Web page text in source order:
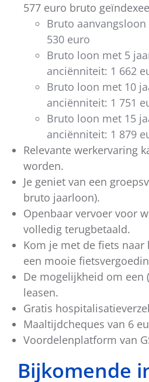
577 euro bruto
Bruto
530 euro
Bruto loon met 5
anciënniteit: 1 662
Bruto loon met 10
anciënniteit: 1 751
Bruto loon met 15
anciënniteit: 1 879
Relevante werkervaring
worden.
Je geniet van een
bruto jaarloon).
Openbaar vervoer voor
volledig terugbetaald.
Kom je met de fiets naar
een mooie
De mogelijkheid om een
leasen.
Gratis
Maaltijdcheques van 6
Voordelenplatform van
Bijkomende